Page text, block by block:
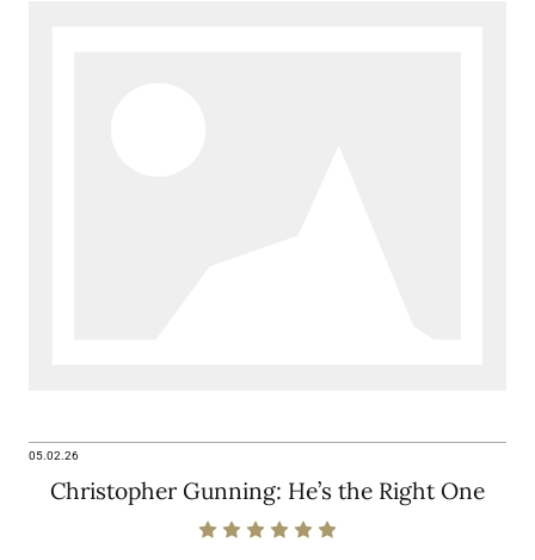
05.02.26
Christopher Gunning: He’s the Right One